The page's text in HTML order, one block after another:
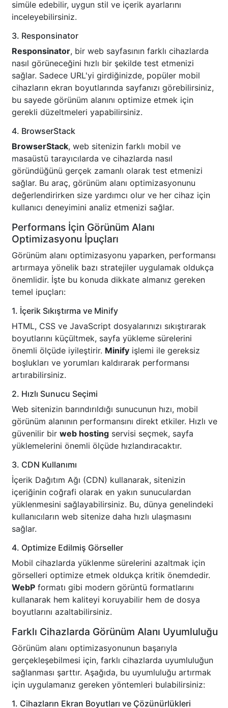
simüle edebilir, uygun stil ve içerik ayarlarını
inceleyebilirsiniz.
3. Responsinator
Responsinator, bir web sayfasının farklı cihazlarda
nasıl görüneceğini hızlı bir şekilde test etmenizi
sağlar. Sadece URL'yi girdiğinizde, popüler mobil
cihazların ekran boyutlarında sayfanızı görebilirsiniz,
bu sayede görünüm alanını optimize etmek için
gerekli düzeltmeleri yapabilirsiniz.
4. BrowserStack
BrowserStack, web sitenizin farklı mobil ve
masaüstü tarayıcılarda ve cihazlarda nasıl
göründüğünü gerçek zamanlı olarak test etmenizi
sağlar. Bu araç, görünüm alanı optimizasyonunu
değerlendirirken size yardımcı olur ve her cihaz için
kullanıcı deneyimini analiz etmenizi sağlar.
Performans İçin Görünüm Alanı
Optimizasyonu İpuçları
Görünüm alanı optimizasyonu yaparken, performansı
artırmaya yönelik bazı stratejiler uygulamak oldukça
önemlidir. İşte bu konuda dikkate almanız gereken
temel ipuçları:
1. İçerik Sıkıştırma ve Minify
HTML, CSS ve JavaScript dosyalarınızı sıkıştırarak
boyutlarını küçültmek, sayfa yükleme sürelerini
önemli ölçüde iyileştirir. Minify işlemi ile gereksiz
boşlukları ve yorumları kaldırarak performansı
artırabilirsiniz.
2. Hızlı Sunucu Seçimi
Web sitenizin barındırıldığı sunucunun hızı, mobil
görünüm alanının performansını direkt etkiler. Hızlı ve
güvenilir bir web hosting servisi seçmek, sayfa
yüklemelerini önemli ölçüde hızlandıracaktır.
3. CDN Kullanımı
İçerik Dağıtım Ağı (CDN) kullanarak, sitenizin
içeriğinin coğrafi olarak en yakın sunuculardan
yüklenmesini sağlayabilirsiniz. Bu, dünya genelindeki
kullanıcıların web sitenize daha hızlı ulaşmasını
sağlar.
4. Optimize Edilmiş Görseller
Mobil cihazlarda yüklenme sürelerini azaltmak için
görselleri optimize etmek oldukça kritik önemdedir.
WebP formatı gibi modern görüntü formatlarını
kullanarak hem kaliteyi koruyabilir hem de dosya
boyutlarını azaltabilirsiniz.
Farklı Cihazlarda Görünüm Alanı Uyumluluğu
Görünüm alanı optimizasyonunun başarıyla
gerçekleşebilmesi için, farklı cihazlarda uyumluluğun
sağlanması şarttır. Aşağıda, bu uyumluluğu artırmak
için uygulamanız gereken yöntemleri bulabilirsiniz:
1. Cihazların Ekran Boyutları ve Çözünürlükleri